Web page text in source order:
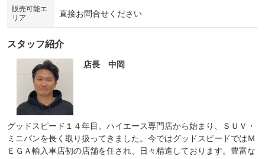
販売可能エ
リア
直接お問合せください
スタッフ紹介
店長 中岡
グッドスピード１４年目。ハイエース専門店から始まり、ＳＵＶ・
ミニバンを長く取り扱ってきました。今ではグッドスピードではＭ
ＥＧＡ輸入車店初の店舗を任され、日々精進しております。豊富な